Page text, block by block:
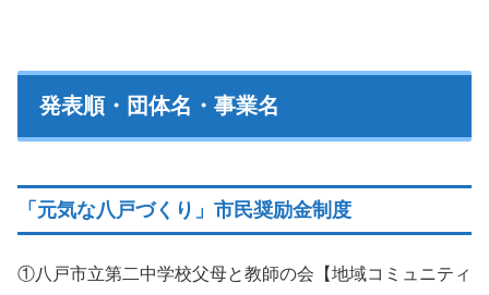
発表順・団体名・事業名
「元気な八戸づくり」市民奨励金制度
①八戸市立第二中学校父母と教師の会【地域コミュニティ